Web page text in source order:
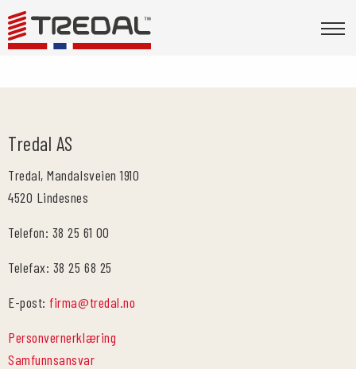
Tredal AS
Tredal, Mandalsveien 1910
4520 Lindesnes
Telefon: 38 25 61 00
Telefax: 38 25 68 25
E-post:firma@tredal.no
Personvernerklæring
Samfunnsansvar